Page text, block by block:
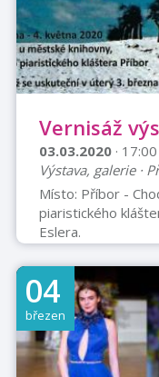
Vernisáž
03.03.2020 · 17:00
Výstava, galerie ·
Místo: Příbor -
piaristického
Eslera.
04
březen